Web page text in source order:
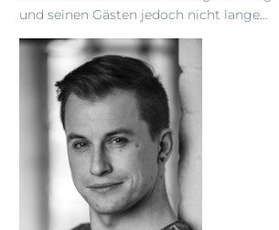
und seinen Gästen jedoch nicht lange…